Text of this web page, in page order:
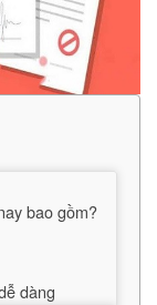
bao gồm?
dàng